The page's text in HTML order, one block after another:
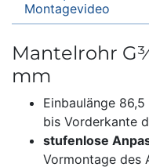
Montagevideo
Mantelrohr
mm
Einbaulänge
bis Vorderkante
stufenlose
Vormontage des